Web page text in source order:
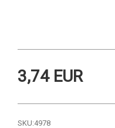
3,74 EUR
SKU:4978